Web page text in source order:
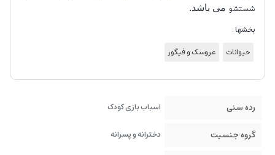
شستشو می باشد.
بخشها :
حیوانات
عروسک و فیگور
رده سنی اسباب بازی کودک
گروه جنسیت دخترانه و پسرانه